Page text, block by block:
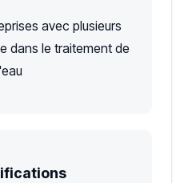
avec plusieurs
dans le traitement de